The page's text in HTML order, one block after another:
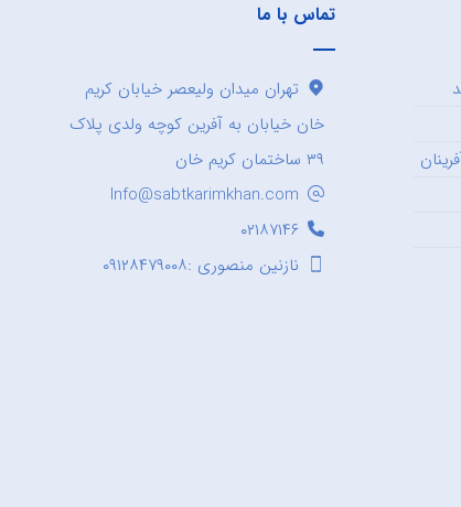
تماس با ما
تهران میدان ولیعصر خیابان کریم
خان خیابان به آفرین کوچه ولدی پلاک
۳۹ ساختمان کریم خان
Info@sabtkarimkhan.com
۰۲۱۸۷۱۴۶
نازنین منصوری :۰۹۱۲۸۴۷۹۰۰۸